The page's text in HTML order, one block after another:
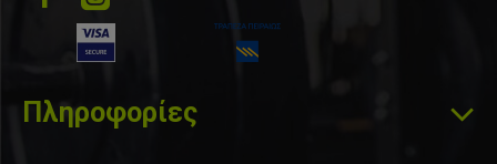
Πληροφορίες